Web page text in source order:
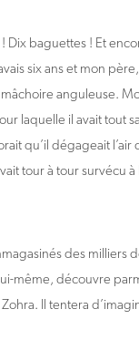
Dix baguettes ! Et
six ans et mon
anguleuse.
laquelle il avait tout
qu’il dégageait
tour à tour survécu à
des
même, découvre
Il tentera